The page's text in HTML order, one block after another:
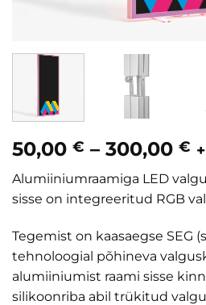
50,00 € – 300,00 €
Alumiiniumraamiga LED
sisse on integreeritud RGB
Tegemist on kaasaegse SEG
tehnoloogial põhineva
alumiiniumist raami sisse
silikoonriba abil trükitud